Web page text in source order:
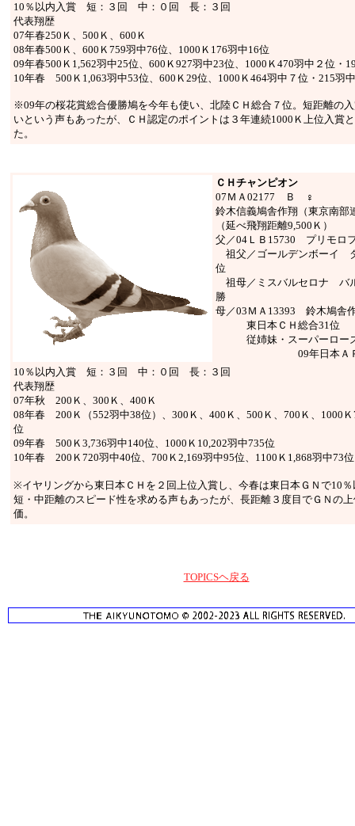
10％以内入賞 短：３回 中：０回 長：３回
代表翔歴
07年春250Ｋ、500Ｋ、600Ｋ
08年春500Ｋ、600Ｋ759羽中76位、1000Ｋ176羽中16位
09年春500Ｋ1,562羽中25位、600Ｋ927羽中23位、1000Ｋ470羽中２位・
10年春 500Ｋ1,063羽中53位、600Ｋ29位、1000Ｋ464羽中７位・215羽
※09年の桜花賞総合優勝鳩を今年も使い、北陸ＣＨ総合７位。短距離の
いという声もあったが、ＣＨ認定のポイントは３年連続1000Ｋ上位入賞
た。
ＣＨチャンピオン
07ＭＡ02177 Ｂ ♀
鈴木信義鳩舎作翔（東京南部
（延べ飛翔距離9,500Ｋ）
父／04ＬＢ15730 プリモロ
祖父／ゴールデンボーイ
位
祖母／ミスバルセロナ バ
勝
母／03ＭＡ13393 鈴木鳩舎
東日本ＣＨ総合31位
従姉妹・スーパーロー
09年日本ＡＰ賞
10％以内入賞 短：３回 中：０回 長：３回
代表翔歴
07年秋 200Ｋ、300Ｋ、400Ｋ
08年春 200Ｋ（552羽中38位）、300Ｋ、400Ｋ、500Ｋ、700Ｋ、1000Ｋ
位
09年春 500Ｋ3,736羽中140位、1000Ｋ10,202羽中735位
10年春 200Ｋ720羽中40位、700Ｋ2,169羽中95位、1100Ｋ1,868羽中73位
※イヤリングから東日本ＣＨを２回上位入賞し、今春は東日本ＧＮで10
短・中距離のスピード性を求める声もあったが、長距離３度目でＧＮの
価。
TOPICSヘ戻る